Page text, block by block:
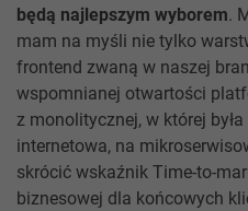
będą najlepszym wyborem.
mam na myśli nie tylko
frontend zwaną w naszej
wspomnianej otwartości
z monolitycznej, w której
internetowa, na
skrócić wskaźnik Time-to-
biznesowej dla końcowych